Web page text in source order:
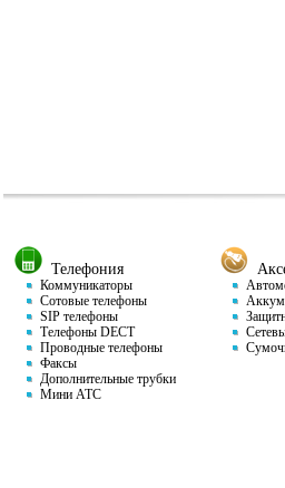
Телефония
Коммуникаторы
Сотовые телефоны
SIP телефоны
Телефоны DECT
Проводные телефоны
Факсы
Дополнительные трубки
Мини АТС